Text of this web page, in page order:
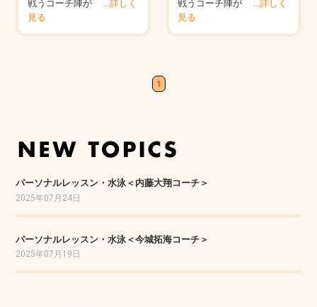
戦うコーチ陣が …詳しく
見る
戦うコーチ陣が …詳しく
見る
1
パーソナルレッスン・水泳＜内藤大翔コーチ＞
2025年07月24日
パーソナルレッスン・水泳＜今城拓海コーチ＞
2025年07月19日